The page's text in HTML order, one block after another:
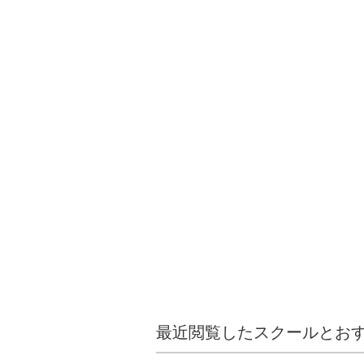
最近閲覧したスクールとお